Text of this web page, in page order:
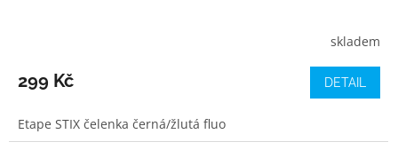
skladem
299 Kč DETAIL
Etape STIX čelenka černá/žlutá fluo